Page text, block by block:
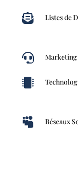
 Listes de


 Réseaux